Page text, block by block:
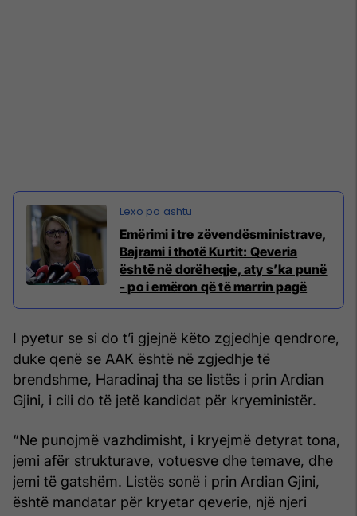
Emërimi i tre zëvendësministrave,
Bajrami i thotë Kurtit: Qeveria
është në dorëheqje, aty s’ka punë
- po i emëron që të marrin pagë
I pyetur se si do t’i gjejnë këto zgjedhje qendrore,
duke qenë se AAK është në zgjedhje të
brendshme, Haradinaj tha se listës i prin Ardian
Gjini, i cili do të jetë kandidat për kryeministër.
“Ne punojmë vazhdimisht, i kryejmë detyrat tona,
jemi afër strukturave, votuesve dhe temave, dhe
jemi të gatshëm. Listës sonë i prin Ardian Gjini,
është mandatar për kryetar qeverie, një njeri